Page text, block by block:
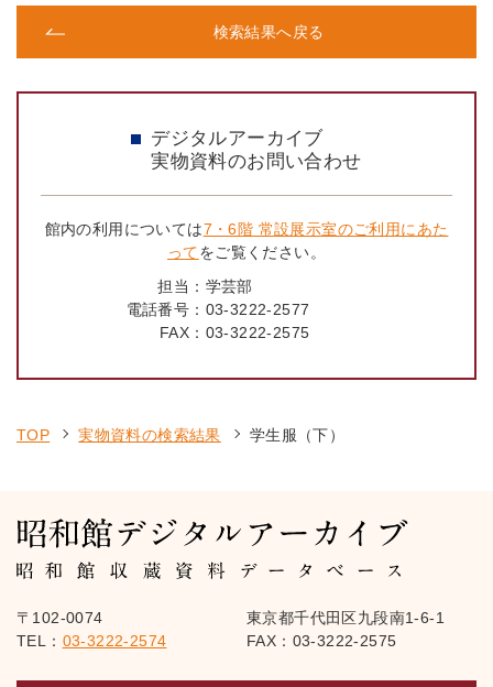
検索結果へ戻る
デジタルアーカイブ
実物資料のお問い合わせ
館内の利用については7・6階 常設展示室のご利用にあた
ってをご覧ください。
担当： 学芸部
電話番号： 03-3222-2577
FAX： 03-3222-2575
TOP 実物資料の検索結果 学生服（下）
〒102-0074
東京都千代田区九段南1-6-1
TEL： 03-3222-2574 FAX：03-3222-2575